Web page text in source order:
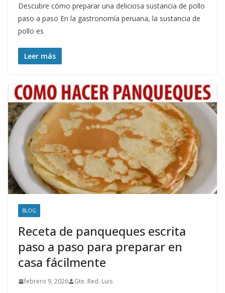
Descubre cómo preparar una deliciosa sustancia de pollo
paso a paso En la gastronomía peruana, la sustancia de
pollo es
Leer más
BLOG
Receta de panqueques escrita
paso a paso para preparar en
casa fácilmente
febrero 9, 2026 Gte. Red. Luis